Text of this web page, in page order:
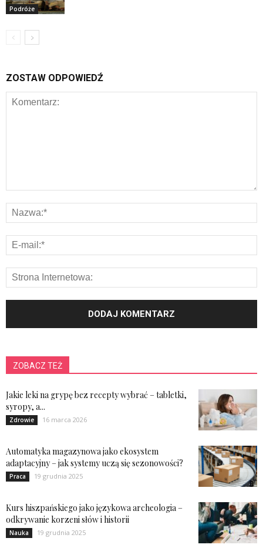
Podróże
ZOSTAW ODPOWIEDŹ
ZOBACZ TEŻ
Jakie leki na grypę bez recepty wybrać – tabletki,
syropy, a...
Zdrowie 16 marca 2026
Automatyka magazynowa jako ekosystem
adaptacyjny – jak systemy uczą się sezonowości?
Praca 19 grudnia 2025
Kurs hiszpańskiego jako językowa archeologia –
odkrywanie korzeni słów i historii
Nauka 19 grudnia 2025